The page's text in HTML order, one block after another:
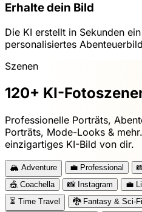
Erhalte dein Bild
Die KI erstellt in Sekunden
personalisiertes
Szenen
120+ KI-
Professionelle Porträts,
Porträts, Mode-Looks &
einzigartiges KI-Bild von dir.
🏔️ Adventure 💼 Professional
🎪 Coachella 📸 Instagram 💼
⏳ Time Travel 🐉 Fantasy & Sci-Fi